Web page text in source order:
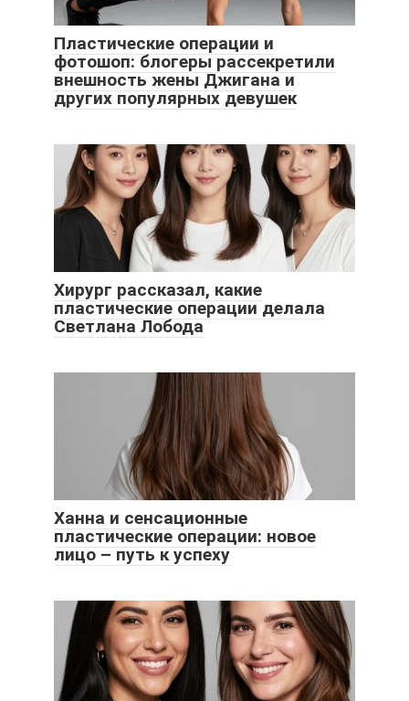
Пластические операции и
фотошоп: блогеры рассекретили
внешность жены Джигана и
других популярных девушек
Хирург рассказал, какие
пластические операции делала
Светлана Лобода
Ханна и сенсационные
пластические операции: новое
лицо – путь к успеху